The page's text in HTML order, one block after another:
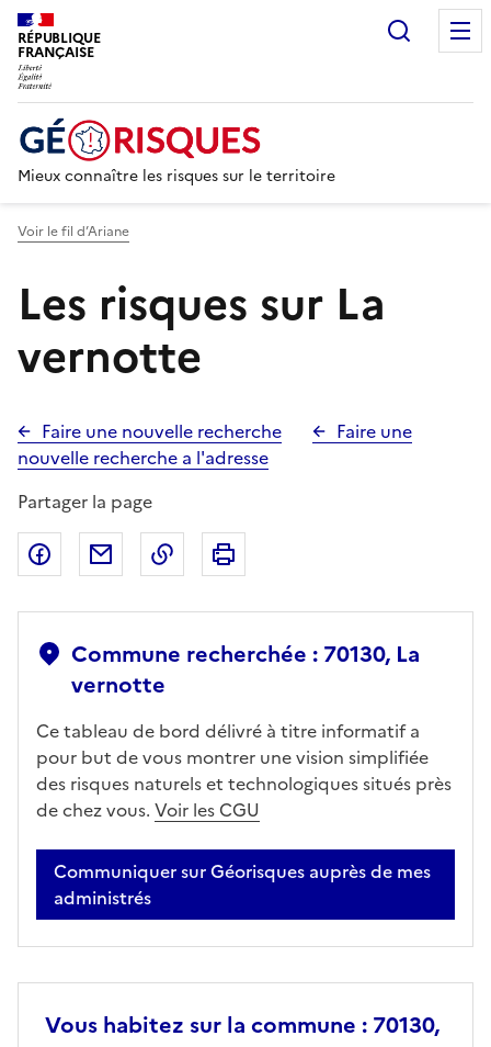
RÉPUBLIQUE
FRANÇAISE
Mieux connaître les risques sur le territoire
Voir le fil d’Ariane
Les risques sur La
vernotte
Faire une nouvelle recherche
Faire une
nouvelle recherche a l'adresse
Partager la page
Partager sur Facebook
Partager par emailCopier dans le presse-papier
Commune recherchée : 70130, La
vernotte
Ce tableau de bord délivré à titre informatif a
pour but de vous montrer une vision simplifiée
des risques naturels et technologiques situés près
de chez vous. Voir les CGU
Communiquer sur Géorisques auprès de mes
administrés
Vous habitez sur la commune : 70130,